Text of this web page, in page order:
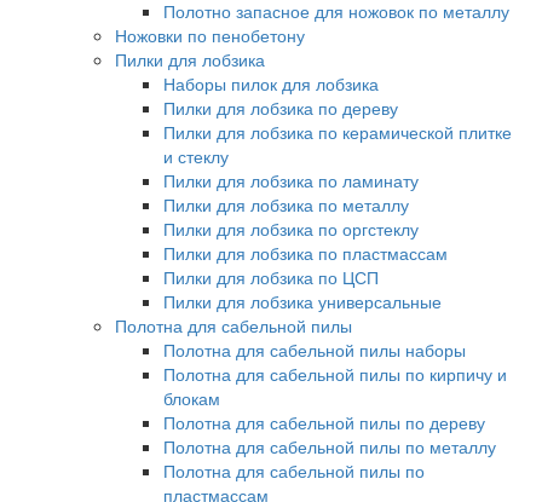
Полотно запасное для ножовок по металлу
Ножовки по пенобетону
Пилки для лобзика
Наборы пилок для лобзика
Пилки для лобзика по дереву
Пилки для лобзика по керамической плитке
и стеклу
Пилки для лобзика по ламинату
Пилки для лобзика по металлу
Пилки для лобзика по оргстеклу
Пилки для лобзика по пластмассам
Пилки для лобзика по ЦСП
Пилки для лобзика универсальные
Полотна для сабельной пилы
Полотна для сабельной пилы наборы
Полотна для сабельной пилы по кирпичу и
блокам
Полотна для сабельной пилы по дереву
Полотна для сабельной пилы по металлу
Полотна для сабельной пилы по
пластмассам